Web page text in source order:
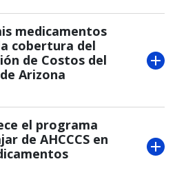
medicamentos
cobertura del
de Costos del
Arizona
el programa
de AHCCCS en